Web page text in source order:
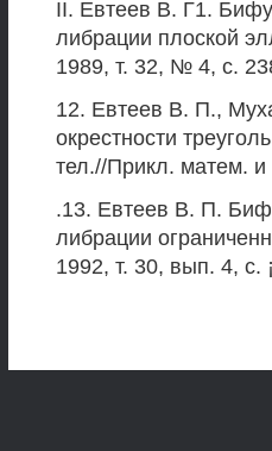
II. Евтеев В. Г1.
либрации плоской
1989, т. 32, № 4, с.
12. Евтеев В. П.,
окрестности
тел.//Прикл. матем.
.13. Евтеев В. П.
либрации
1992, т. 30, вып. 4, с.